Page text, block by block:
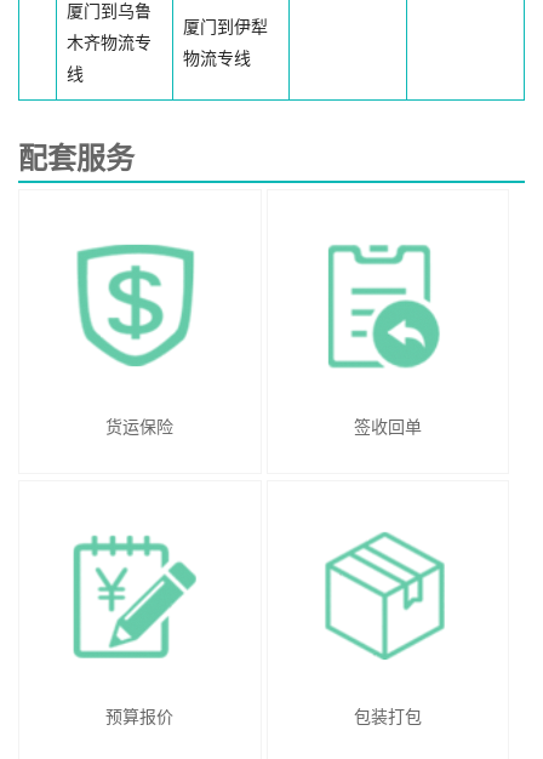
厦门到乌鲁
木齐物流专
线
厦门到伊犁
物流专线
配套服务
货运保险 签收回单
预算报价 包装打包